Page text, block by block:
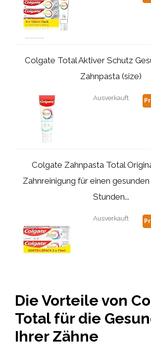
Colgate Total Aktiver Schutz
Zahnpasta (size)
Ausverkauft
Colgate Zahnpasta Total
Zahnreinigung für einen
Stunden...
Ausverkauft
Die Vorteile von
Total für die
Ihrer Zähne